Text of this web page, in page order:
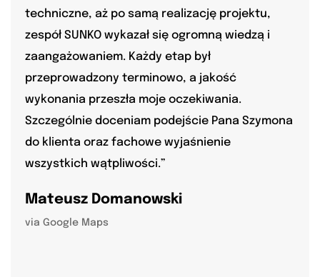
techniczne, aż po samą realizację projektu,
zespół SUNKO wykazał się ogromną wiedzą i
zaangażowaniem. Każdy etap był
przeprowadzony terminowo, a jakość
wykonania przeszła moje oczekiwania.
Szczególnie doceniam podejście Pana Szymona
do klienta oraz fachowe wyjaśnienie
wszystkich wątpliwości.”
Mateusz Domanowski
via Google Maps